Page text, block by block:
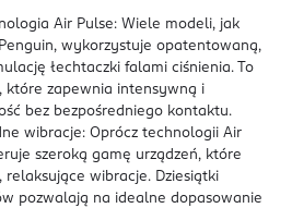
Air Pulse: Wiele modeli, jak
wykorzystuje opatentowaną,
łechtaczki falami ciśnienia. To
które zapewnia intensywną i
bez bezpośredniego kontaktu.
wibracje: Oprócz technologii Air
szeroką gamę urządzeń, które
relaksujące wibracje. Dziesiątki
pozwalają na idealne dopasowanie